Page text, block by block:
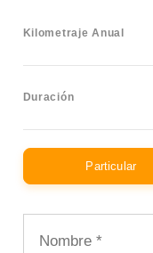
Kilometraje Anual
Duración
Particular